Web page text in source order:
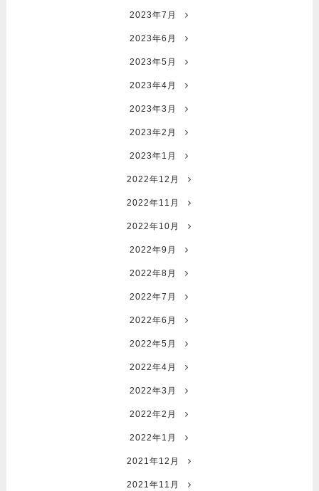
2023年7月
2023年6月
2023年5月
2023年4月
2023年3月
2023年2月
2023年1月
2022年12月
2022年11月
2022年10月
2022年9月
2022年8月
2022年7月
2022年6月
2022年5月
2022年4月
2022年3月
2022年2月
2022年1月
2021年12月
2021年11月